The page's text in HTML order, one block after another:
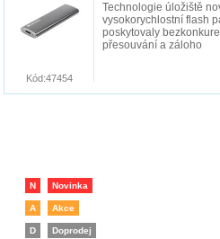
Technologie úložiště
vysokorychlostní flash
poskytovaly
přesouvání a záloho
Kód:47454
N Novinka
A Akce
D Doprodej